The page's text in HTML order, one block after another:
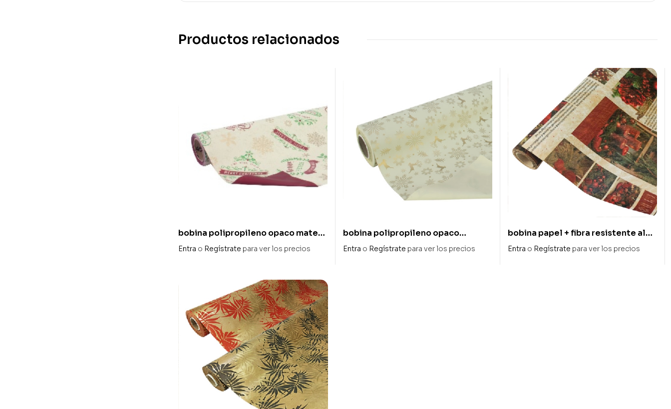
Productos relacionados
bobina polipropileno opaco mate
«christmas country» 80 x 20 m
Entra o Regístrate para ver los precios
bobina polipropileno opaco
«renos» 80 x 40 m
Entra o Regístrate para ver los precios
bobina papel + fibra resistente al
agua «christmas time» 75 x 9 m
Entra o Regístrate para ver los precios